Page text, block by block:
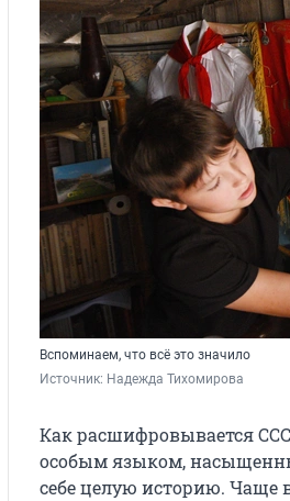
Вспоминаем, что всё это значило
Источник: Надежда Тихомирова
Как расшифровывается
особым языком,
себе целую историю. Чаще